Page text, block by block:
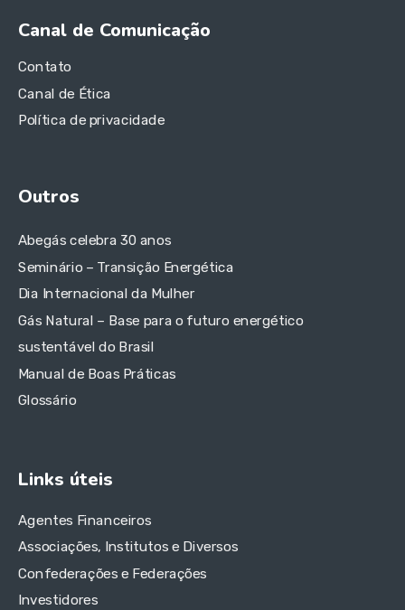
Canal de Comunicação
Contato
Canal de Ética
Política de privacidade
Outros
Abegás celebra 30 anos
Seminário – Transição Energética
Dia Internacional da Mulher
Gás Natural – Base para o futuro energético
sustentável do Brasil
Manual de Boas Práticas
Glossário
Links úteis
Agentes Financeiros
Associações, Institutos e Diversos
Confederações e Federações
Investidores